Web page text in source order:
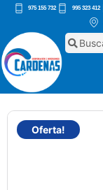
975 155 732 995 323 412
Oferta!